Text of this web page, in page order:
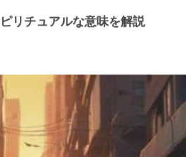
リチュアルな意味を解説